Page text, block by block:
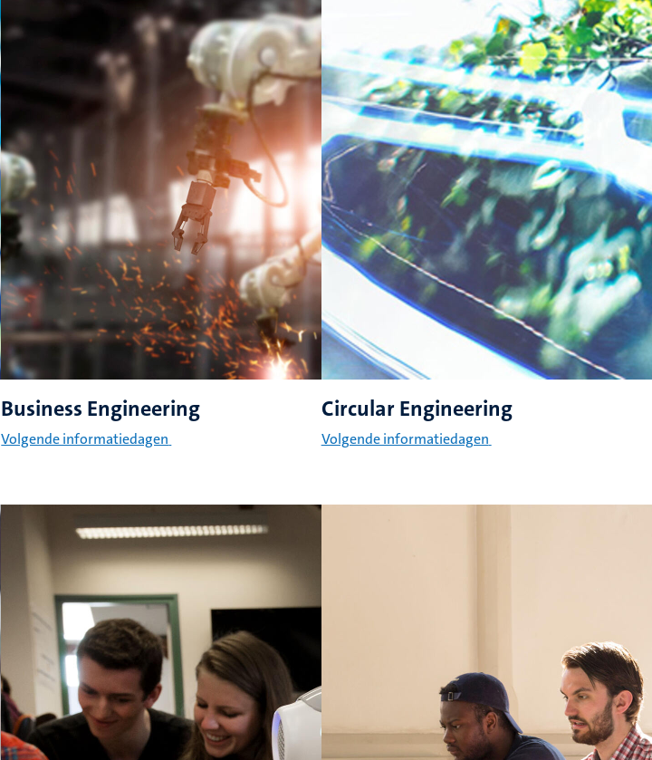
Business Engineering
Volgende informatiedagen
Circular Engineering
Volgende informatiedagen